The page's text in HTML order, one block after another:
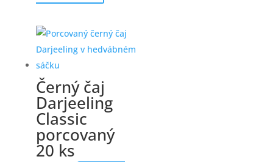
Černý čaj
Darjeeling
Classic
porcovaný
20 ks